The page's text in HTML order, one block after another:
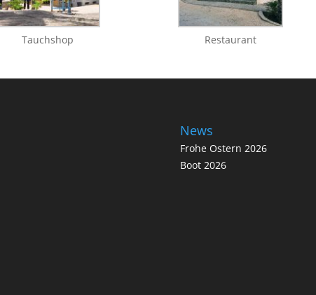
Tauchshop Restaurant
News
Frohe Ostern 2026
Boot 2026